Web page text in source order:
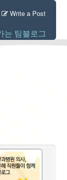
Write a Post
는 팀블로그